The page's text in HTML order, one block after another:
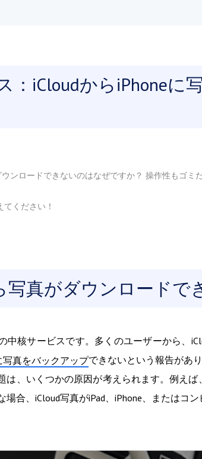
：iCloudからiPhoneに
ンロードできないのはなぜですか？ 操作性もゴ
ください！
写真がダウンロードで
中核サービスです。多くのユーザーから、
写真をバックアップできないという報告があ
は、いくつかの原因が考えられます。例え
合、iCloud写真がiPad、iPhone、またはコ